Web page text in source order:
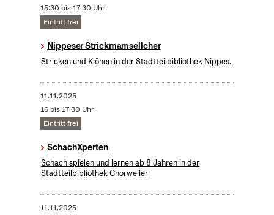
15:30 bis 17:30 Uhr
Eintritt frei
Nippeser Strickmamsellcher
Stricken und Klönen in der Stadtteilbibliothek Nippes.
11.11.2025
16 bis 17:30 Uhr
Eintritt frei
SchachXperten
Schach spielen und lernen ab 8 Jahren in der
Stadtteilbibliothek Chorweiler
11.11.2025